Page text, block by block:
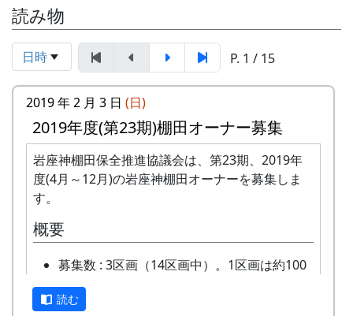
読み物
日時 P. 1 / 15
2019 年 2 月 3 日 (日)
2019年度(第23期)棚田オーナー募集
岩座神棚田保全推進協議会は、第23期、2019年
度(4月～12月)の岩座神棚田オーナーを募集しま
す。
概要
募集数 : 3区画（14区画中）。1区画は約100
平方メートルです。
応募資格 : まじめに農業に取り組み、自然と
読む